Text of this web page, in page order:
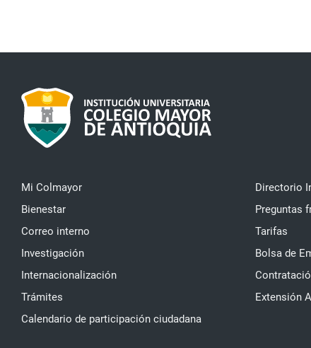
Mi Colmayor
Bienestar
Correo interno
Investigación
Internacionalización
Trámites
Calendario de participación ciudadana
Directorio
Preguntas
Tarifas
Bolsa de
Extensión